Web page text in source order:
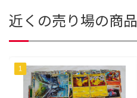
近くの売り場の商品